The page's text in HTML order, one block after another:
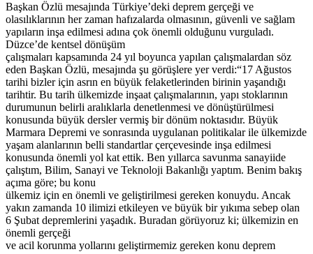
Başkan Özlü mesajında Türkiye’deki deprem gerçeği ve
olasılıklarının her zaman hafızalarda olmasının, güvenli ve sağlam
yapıların inşa edilmesi adına çok önemli olduğunu vurguladı.
Düzce’de kentsel dönüşüm
çalışmaları kapsamında 24 yıl boyunca yapılan çalışmalardan söz
eden Başkan Özlü, mesajında şu görüşlere yer verdi:“17 Ağustos
tarihi bizler için asrın en büyük felaketlerinden birinin yaşandığı
tarihtir. Bu tarih ülkemizde inşaat çalışmalarının, yapı stoklarının
durumunun belirli aralıklarla denetlenmesi ve dönüştürülmesi
konusunda büyük dersler vermiş bir dönüm noktasıdır. Büyük
Marmara Depremi ve sonrasında uygulanan politikalar ile ülkemizde
yaşam alanlarının belli standartlar çerçevesinde inşa edilmesi
konusunda önemli yol kat ettik. Ben yıllarca savunma sanayiide
çalıştım, Bilim, Sanayi ve Teknoloji Bakanlığı yaptım. Benim bakış
açıma göre; bu konu
ülkemiz için en önemli ve geliştirilmesi gereken konuydu. Ancak
yakın zamanda 10 ilimizi etkileyen ve büyük bir yıkıma sebep olan
6 Şubat depremlerini yaşadık. Buradan görüyoruz ki; ülkemizin en
önemli gerçeği
ve acil korunma yollarını geliştirmemiz gereken konu deprem